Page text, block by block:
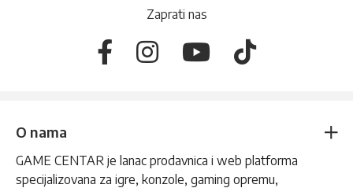
Zaprati nas
O nama
GAME CENTAR je lanac prodavnica i web platforma
specijalizovana za igre, konzole, gaming opremu,